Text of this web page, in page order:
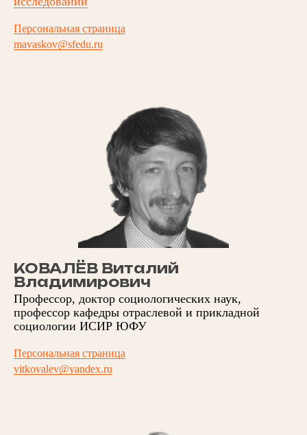
Персональная страница
mavaskov@sfedu.ru
КОВАЛЁВ Виталий
Владимирович
Профессор, доктор социологических наук,
профессор кафедры отраслевой и прикладной
социологии ИСИР ЮФУ
Персональная страница
vitkovalev@yandex.ru